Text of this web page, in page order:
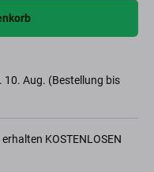
10. Aug. (Bestellung bis
KOSTENLOSEN